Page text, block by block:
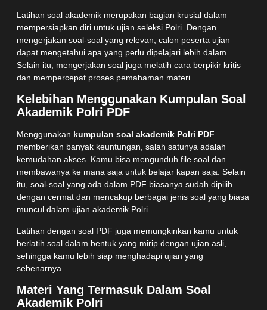
Latihan soal akademik merupakan bagian krusial dalam
mempersiapkan diri untuk ujian seleksi Polri. Dengan
mengerjakan soal-soal yang relevan, calon peserta ujian
dapat mengetahui apa yang perlu dipelajari lebih dalam.
Selain itu, mengerjakan soal juga melatih cara berpikir kritis
dan mempercepat proses pemahaman materi.
Kelebihan Menggunakan Kumpulan Soal
Akademik Polri PDF
Menggunakan kumpulan soal akademik Polri PDF
memberikan banyak keuntungan, salah satunya adalah
kemudahan akses. Kamu bisa mengunduh file soal dan
membawanya ke mana saja untuk belajar kapan saja. Selain
itu, soal-soal yang ada dalam PDF biasanya sudah dipilih
dengan cermat dan mencakup berbagai jenis soal yang biasa
muncul dalam ujian akademik Polri.
Latihan dengan soal PDF juga memungkinkan kamu untuk
berlatih soal dalam bentuk yang mirip dengan ujian asli,
sehingga kamu lebih siap menghadapi ujian yang
sebenarnya.
Materi Yang Termasuk Dalam Soal
Akademik Polri